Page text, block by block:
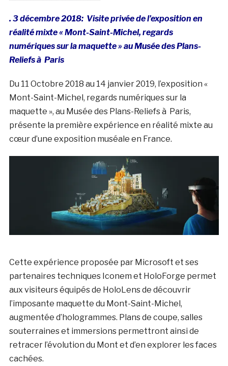
. 3 décembre 2018: Visite privée de l’exposition en
réalité mixte « Mont-Saint-Michel, regards
numériques sur la maquette » au Musée des Plans-
Reliefs à Paris
Du 11 Octobre 2018 au 14 janvier 2019, l’exposition «
Mont-Saint-Michel, regards numériques sur la
maquette », au Musée des Plans-Reliefs à Paris,
présente la première expérience en réalité mixte au
cœur d’une exposition muséale en France.
Cette expérience proposée par Microsoft et ses
partenaires techniques Iconem et HoloForge permet
aux visiteurs équipés de HoloLens de découvrir
l’imposante maquette du Mont-Saint-Michel,
augmentée d’hologrammes. Plans de coupe, salles
souterraines et immersions permettront ainsi de
retracer l’évolution du Mont et d’en explorer les faces
cachées.